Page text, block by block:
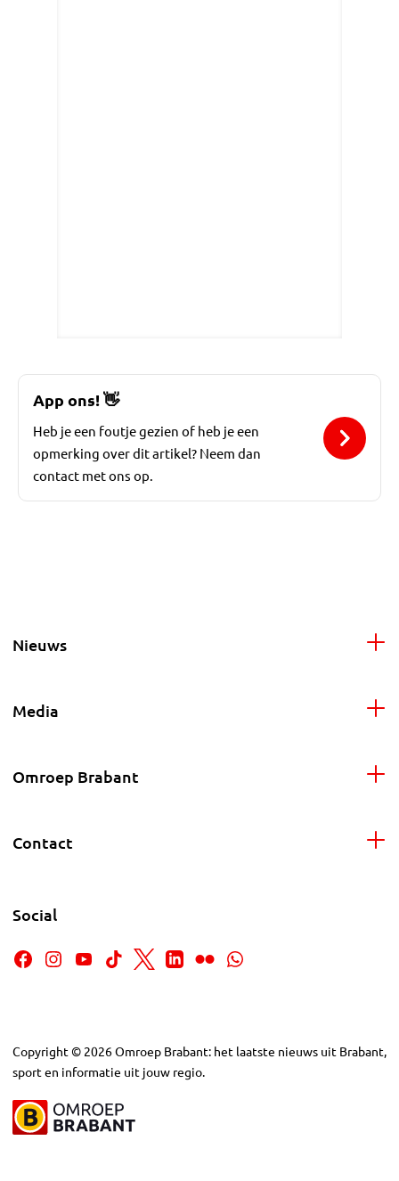
App ons!👋
Heb je een foutje gezien of heb je een
opmerking over dit artikel? Neem dan
contact met ons op.
Nieuws
Media
Omroep Brabant
Contact
Social
Copyright © 2026Omroep Brabant: het laatste nieuws uit Brabant,
sport en informatie uit jouw regio.